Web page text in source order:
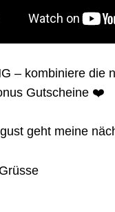
– kombiniere die
Gutscheine ❤️
geht meine